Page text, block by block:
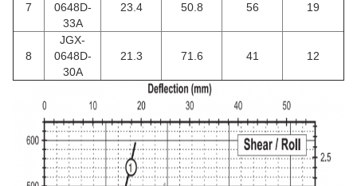
7
0648D-
33A
23.4 50.8 56 19
8
JGX-
0648D-
30A
21.3 71.6 41 12